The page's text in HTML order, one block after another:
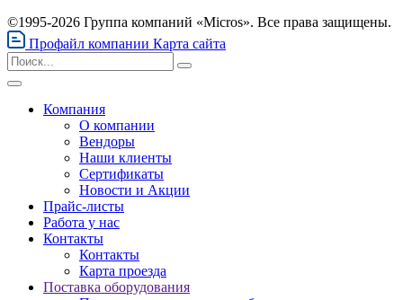
©1995-2026 Группа компаний «Micros». Все права защищены.
Профайл компании Карта сайта
Компания
О компании
Вендоры
Наши клиенты
Сертификаты
Новости и Акции
Прайс-листы
Работа у нас
Контакты
Контакты
Карта проезда
Поставка оборудования